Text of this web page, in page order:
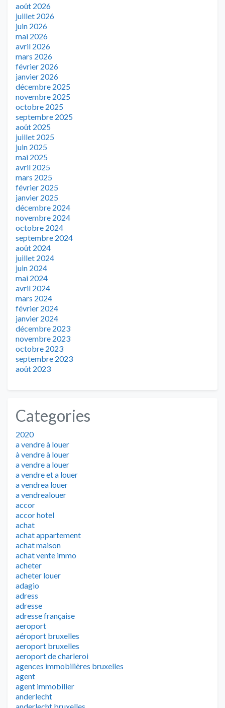
août 2026
juillet 2026
juin 2026
mai 2026
avril 2026
mars 2026
février 2026
janvier 2026
décembre 2025
novembre 2025
octobre 2025
septembre 2025
août 2025
juillet 2025
juin 2025
mai 2025
avril 2025
mars 2025
février 2025
janvier 2025
décembre 2024
novembre 2024
octobre 2024
septembre 2024
août 2024
juillet 2024
juin 2024
mai 2024
avril 2024
mars 2024
février 2024
janvier 2024
décembre 2023
novembre 2023
octobre 2023
septembre 2023
août 2023
Categories
2020
a vendre à louer
à vendre à louer
a vendre a louer
a vendre et a louer
a vendrea louer
a vendrealouer
accor
accor hotel
achat
achat appartement
achat maison
achat vente immo
acheter
acheter louer
adagio
adress
adresse
adresse française
aeroport
aéroport bruxelles
aeroport bruxelles
aeroport de charleroi
agences immobilières bruxelles
agent
agent immobilier
anderlecht